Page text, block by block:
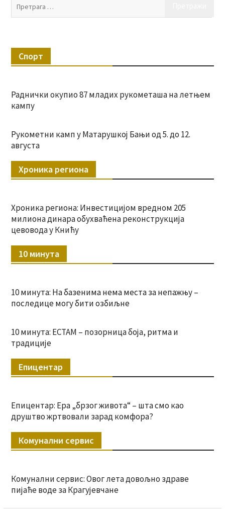
Спорт
Раднички окупио 87 младих рукометаша на летњем
кампу
Рукометни камп у Матарушкој Бањи од 5. до 12.
августа
Хроника региона
Хроника региона: Инвестицијом вредном 205
милиона динара обухваћена реконструкција
цевовода у Книћу
10 минута
10 минута: На базенима нема места за непажњу –
последице могу бити озбиљне
10 минута: ЕСТАМ – позорница боја, ритма и
традиције
Епицентар
Епицентар: Ера „брзог живота“ – шта смо као
друштво жртвовали зарад комфора?
Комунални сервис
Комунални сервис: Овог лета довољно здраве
пијаће воде за Крагујевчане